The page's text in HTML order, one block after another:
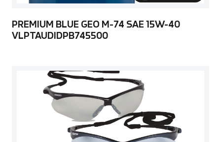
PREMIUM BLUE GEO M-74 SAE 15W-40
VLPTAUDIDPB745500